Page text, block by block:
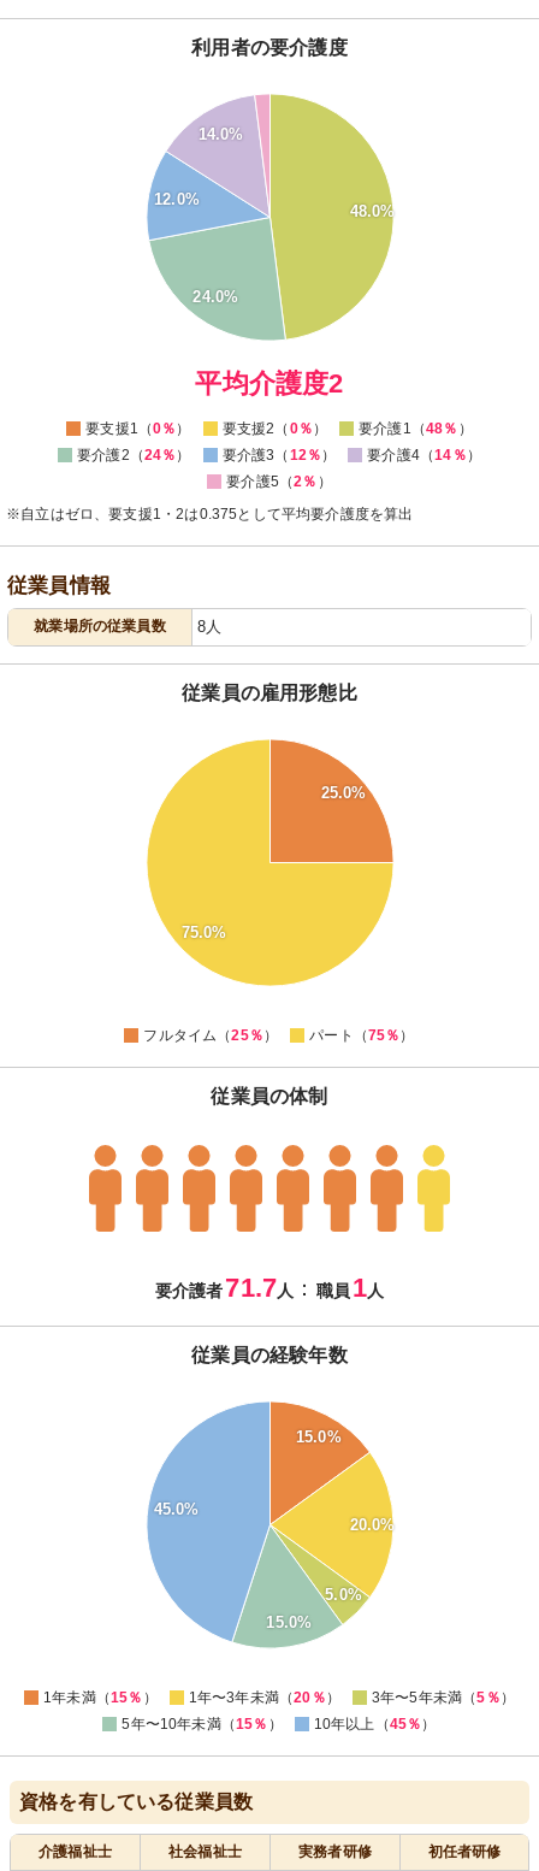
利用者の要介護度
48.0%
24.0%
12.0%
14.0%
0
平均介護度2
要支援1（0％ ） 要支援2（ 0％ ） 要介護1（48％ ）
要介護2（24％ ） 要介護3（ 12％ ） 要介護4（14％ ）
要介護5（2％ ）
※自立はゼロ、要支援1・2は0.375として平均要介護度を算出
従業員情報
就業場所の従業員数 8人
従業員の雇用形態比
25.0%
75.0%
フルタイム（25％ ） パート（75％ ）
従業員の体制
要介護者71.7人 ： 職員 1人
従業員の経験年数
15.0%
20.0%
5.0%
15.0%
45.0%
1年未満（15％ ） 1年〜3年未満（20％ ） 3年〜5年未満（5％ ）
5年〜10年未満（15％ ） 10年以上（45％ ）
資格を有している従業員数
介護福祉士 社会福祉士 実務者研修 初任者研修